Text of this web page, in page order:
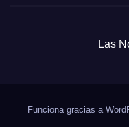
Las
Funciona gracias a